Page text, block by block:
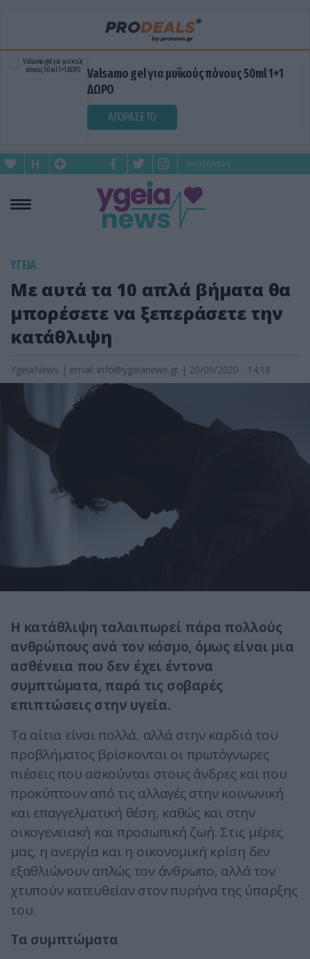
Valsamo gel για μυϊκούς πόνους 50ml 1+1
ΔΩΡΟ
ΑΓΟΡΑΣΕ ΤΟ
ΥΓΕΙΑ
Με αυτά τα 10 απλά βήματα θα
μπορέσετε να ξεπεράσετε την
κατάθλιψη
YgeiaNews | email: info@ygeianews.gr | 20/09/2020 - 14:18
Η κατάθλιψη ταλαιπωρεί πάρα πολλούς
ανθρώπους ανά τον κόσμο, όμως είναι μια
ασθένεια που δεν έχει έντονα
συμπτώματα, παρά τις σοβαρές
επιπτώσεις στην υγεία.
Τα αίτια είναι πολλά, αλλά στην καρδιά του
προβλήματος βρίσκονται οι πρωτόγνωρες
πιέσεις που ασκούνται στους άνδρες και που
προκύπτουν από τις αλλαγές στην κοινωνική
και επαγγελματική θέση, καθώς και στην
οικογενειακή και προσωπική ζωή. Στις μέρες
μας, η ανεργία και η οικονομική κρίση δεν
εξαθλιώνουν απλώς τον άνθρωπο, αλλά τον
χτυπούν κατευθείαν στον πυρήνα της ύπαρξης
του.
Τα συμπτώματα